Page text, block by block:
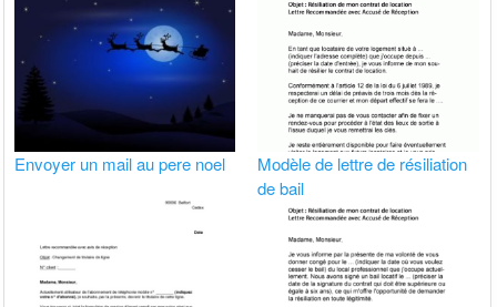
Envoyer un mail au pere noel
Modèle de lettre de résiliation
de bail